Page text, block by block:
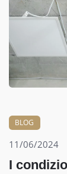
BLOG
11/06/2024
I